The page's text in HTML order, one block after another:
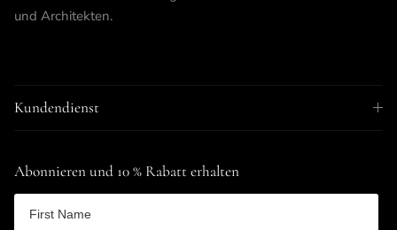
und Architekten.
Kundendienst
Abonnieren und 10 % Rabatt erhalten